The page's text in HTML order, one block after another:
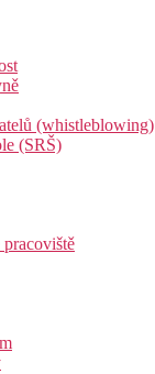
(whistleblowing)
(SRŠ)